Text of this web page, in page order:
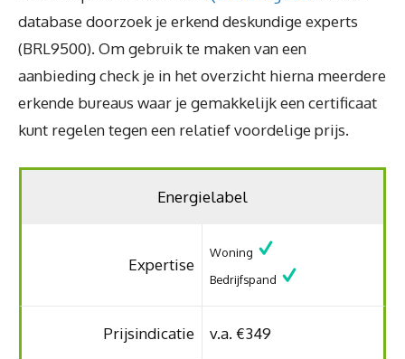
database doorzoek je erkend deskundige experts
(BRL9500). Om gebruik te maken van een
aanbieding check je in het overzicht hierna meerdere
erkende bureaus waar je gemakkelijk een certificaat
kunt regelen tegen een relatief voordelige prijs.
Energielabel
Expertise
Woning
Bedrijfspand
Prijsindicatie v.a. €349